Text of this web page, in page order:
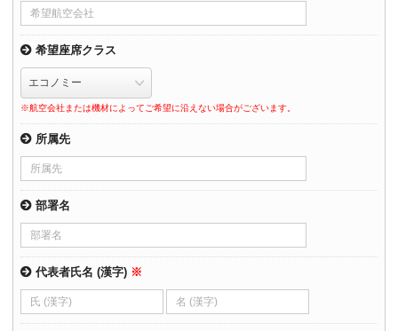
希望座席クラス
※航空会社または機材によってご希望に沿えない場合がございます。
所属先
部署名
代表者氏名 (漢字) ※